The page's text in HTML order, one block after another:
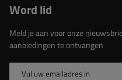
Word lid
Meld je aan voor onze
aanbiedingen te ontvangen
Vul uw emailadres in